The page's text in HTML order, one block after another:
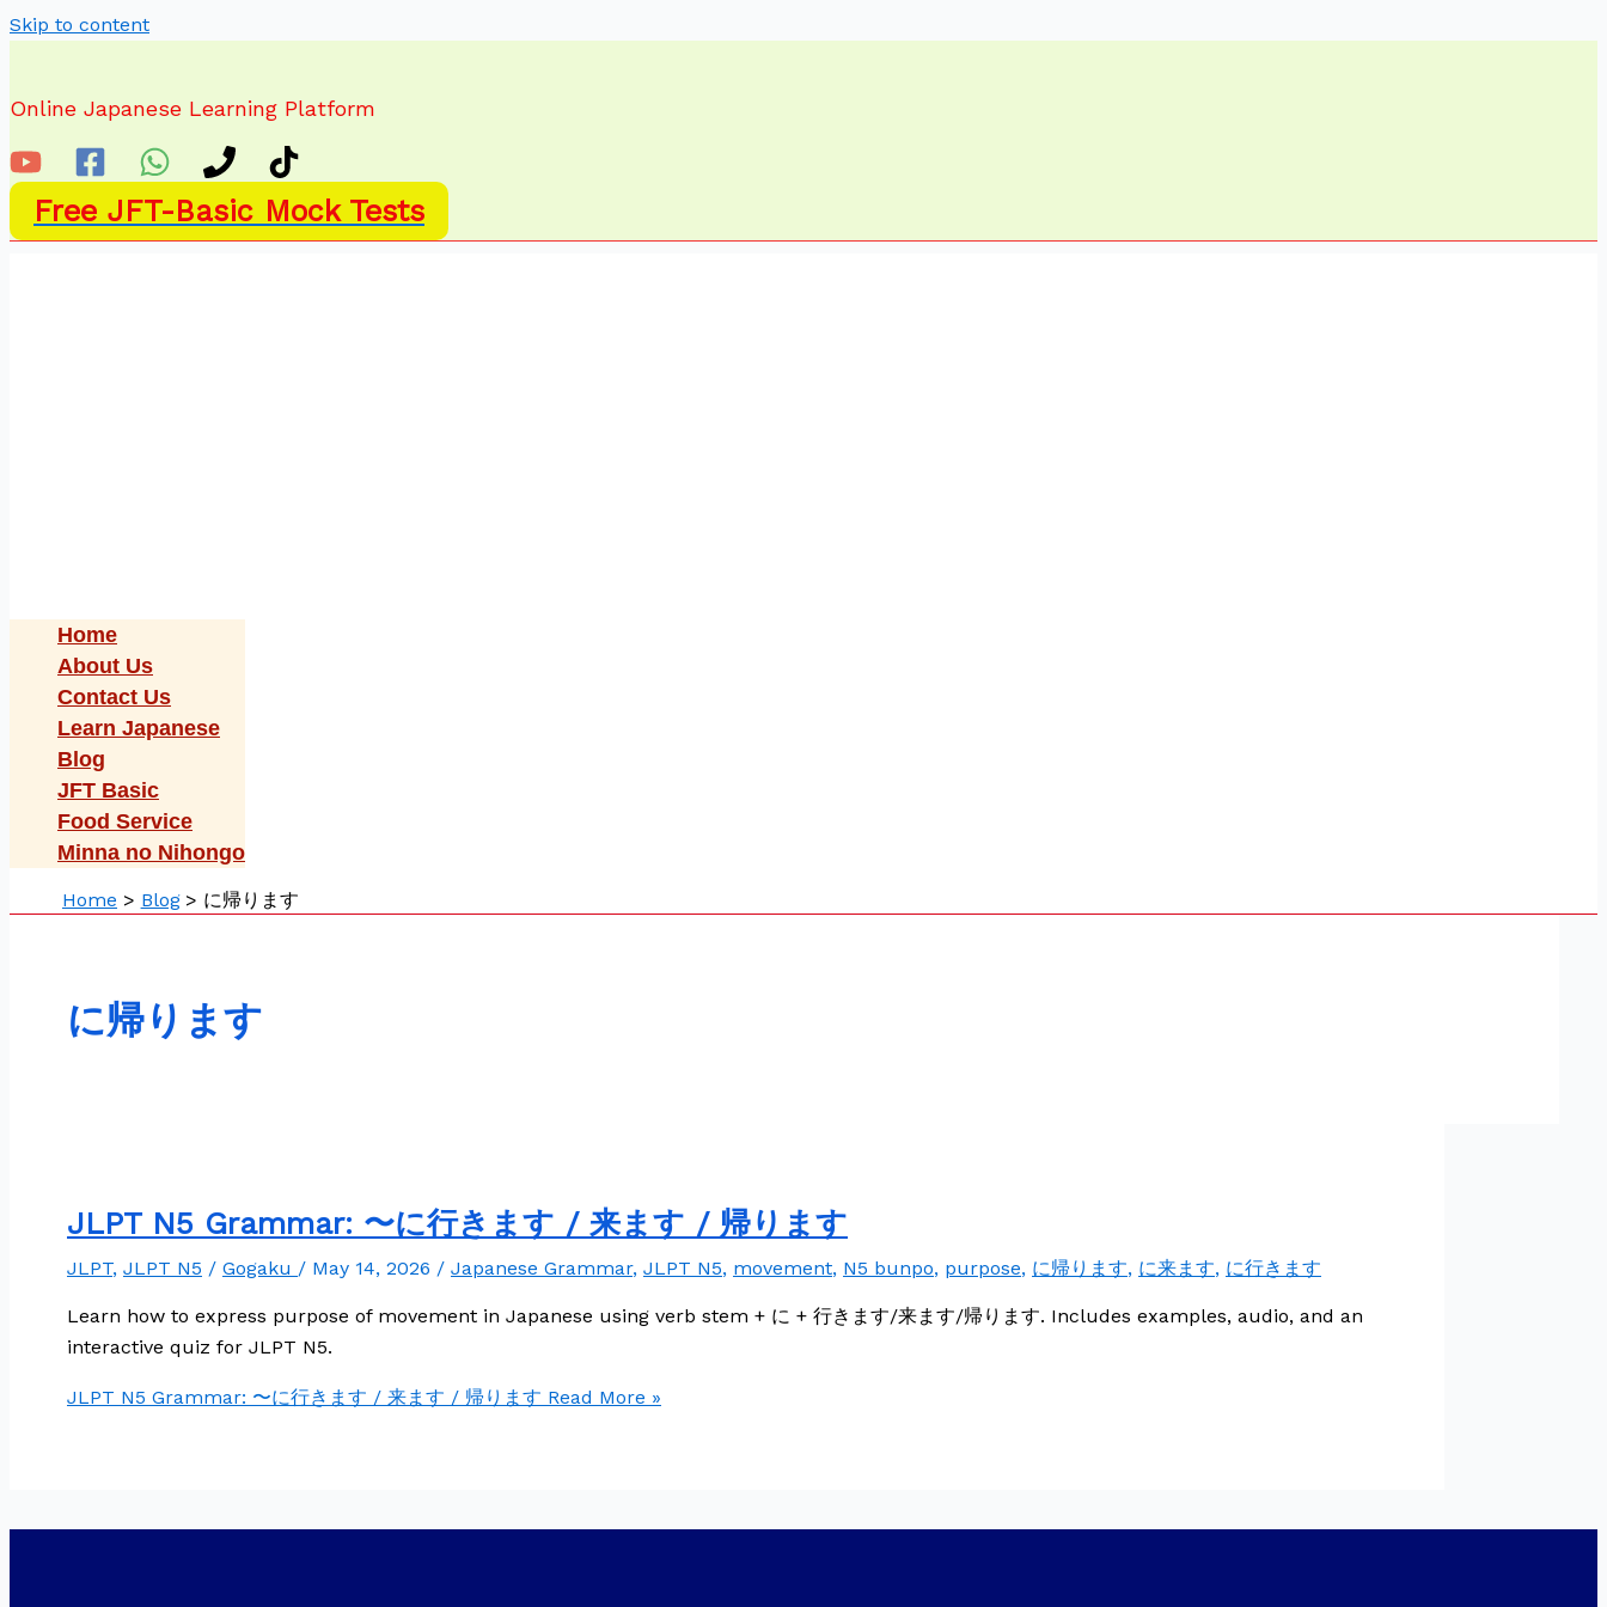
Skip to content
Online Japanese Learning Platform
Free JFT-Basic Mock Tests
Home
About Us
Contact Us
Learn Japanese
Blog
JFT Basic
Food Service
Minna no Nihongo
Home Blog に帰ります
に帰ります
JLPT N5 Grammar: 〜に行きます / 来ます / 帰ります
JLPT, JLPT N5 / Gogaku / May 14, 2026 / Japanese Grammar, JLPT N5, movement, N5 bunpo, purpose, に帰ります, に来ます, に行きます
Learn how to express purpose of movement in Japanese using verb stem + に + 行きます/来ます/帰ります. Includes examples, audio, and an
interactive quiz for JLPT N5.
JLPT N5 Grammar: 〜に行きます / 来ます / 帰ります Read More »